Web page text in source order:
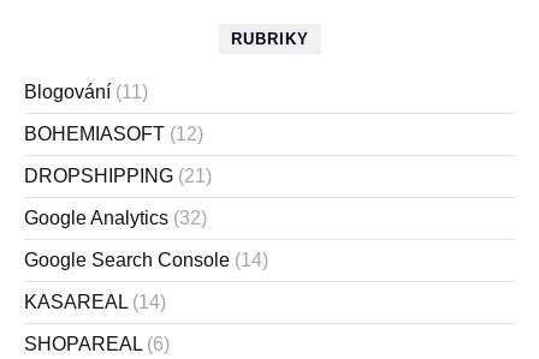
RUBRIKY
Blogování (11)
BOHEMIASOFT (12)
DROPSHIPPING (21)
Google Analytics (32)
Google Search Console (14)
KASAREAL (14)
SHOPAREAL (6)